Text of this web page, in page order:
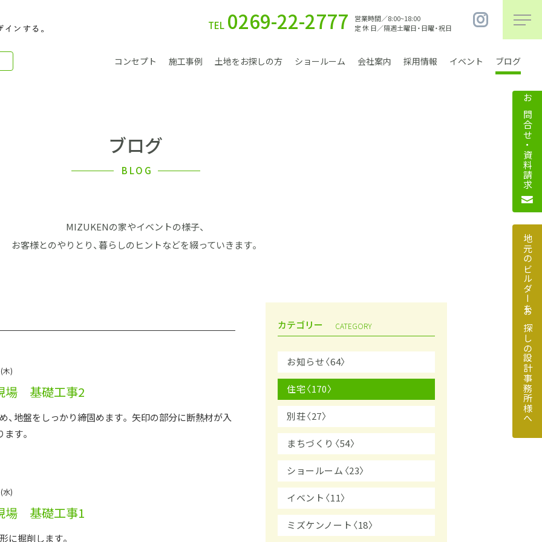
TEL 0269-22-2777
営業時間／8:00~18:00
定 休 日／隔週土曜日・日曜・祝日
コンセプト 施工事例 土地をお探しの方 ショールーム 会社案内 採用情報 イベント ブログ
別 荘
会社案内
・資料請求 地元のビルダーを お探しの設計事務所様へ
ブログ
BLOG
MIZUKENの家やイベントの様子、
お客様とのやりとり、暮らしのヒントなどを綴っていきます。
木)
場 基礎工事2
、地盤をしっかり締固めます。 矢印の部分に断熱材が入
す。
水)
場 基礎工事1
に掘削します。
カテゴリー CATEGORY
お知らせ〈64〉
住宅〈170〉
別荘〈27〉
まちづくり〈54〉
ショールーム〈23〉
イベント〈11〉
ミズケンノート〈18〉
お問合せ・資料請求
地元のビルダーをお探しの設計事務所様へ